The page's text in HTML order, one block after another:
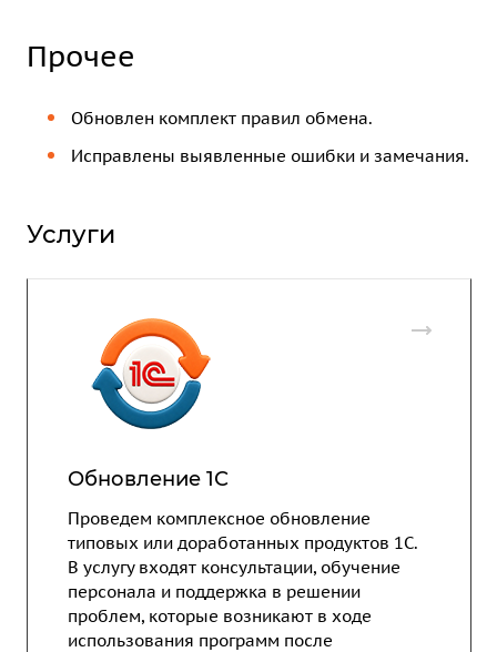
Прочее
Обновлен комплект правил обмена.
Исправлены выявленные ошибки и замечания.
Услуги
Обновление 1С
Проведем комплексное обновление
типовых или доработанных продуктов 1С.
В услугу входят консультации, обучение
персонала и поддержка в решении
проблем, которые возникают в ходе
использования программ после